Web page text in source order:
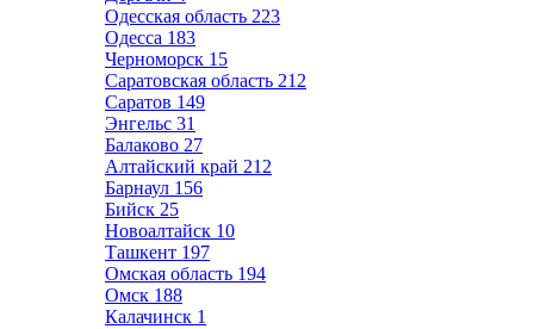
Одесская область 223
Одесса 183
Черноморск 15
Саратовская область 212
Саратов 149
Энгельс 31
Балаково 27
Алтайский край 212
Барнаул 156
Бийск 25
Новоалтайск 10
Ташкент 197
Омская область 194
Омск 188
Калачинск 1